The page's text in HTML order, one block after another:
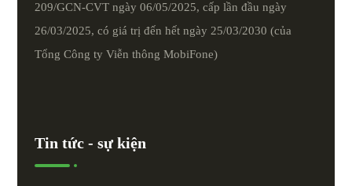
209/GCN-CVT ngày 06/05/2025, cấp lần đầu ngày
26/03/2025, có giá trị đến hết ngày 25/03/2030 (của
Tổng Công ty Viễn thông MobiFone)
Tin tức - sự kiện